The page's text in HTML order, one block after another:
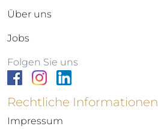
Über uns
Jobs
Folgen Sie uns
Rechtliche Informationen
Impressum